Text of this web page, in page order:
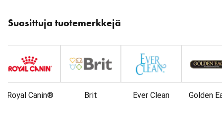
Suosittuja tuotemerkkejä
karuselli
: Tuotemerkit
Royal Canin® Brit Ever Clean Golden